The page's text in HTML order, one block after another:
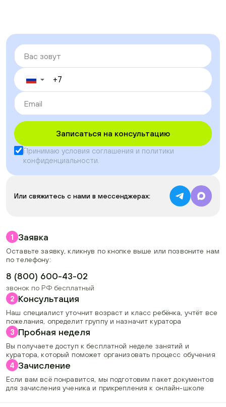
▼
Записаться на консультацию
Принимаю условия соглашения и политики
конфиденциальности.
Или свяжитесь с нами в мессенджерах:
1 Заявка
Оставьте заявку, кликнув по кнопке выше или позвоните нам
по телефону:
8 (800) 600-43-02
звонок по РФ бесплатный
2 Консультация
Наш специалист уточнит возраст и класс ребёнка, учтёт все
пожелания, определит группу и назначит куратора
3 Пробная неделя
Вы получаете доступ к бесплатной неделе занятий и
куратора, который поможет организовать процесс обучения
4 Зачисление
Если вам всё понравится, мы подготовим пакет документов
для зачисления ученика и прикрепления к онлайн-школе